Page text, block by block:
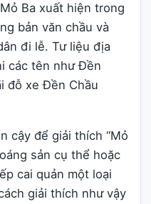
Ba xuất hiện trong
bản văn chầu và
đi lễ. Tư liệu địa
các tên như Đền
đỗ xe Đền Chầu
cậy để giải thích “Mỏ
sản cụ thể hoặc
cai quản một loại
giải thích như vậy